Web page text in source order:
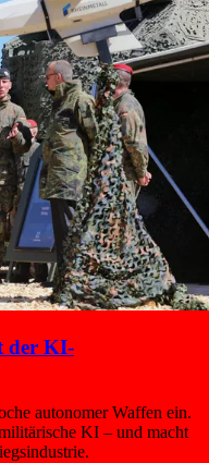
der KI-
autonomer Waffen ein.
KI – und macht